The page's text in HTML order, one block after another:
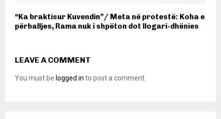
“Ka braktisur Kuvendin”/ Meta në protestë: Koha e
përballjes, Rama nuk i shpëton dot llogari-dhënies
LEAVE A COMMENT
You must be logged in to post a comment.